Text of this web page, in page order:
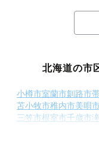
北海道の市
小樽市室蘭市釧路市
苫小牧市稚内市美唄
三笠市根室市千歳市